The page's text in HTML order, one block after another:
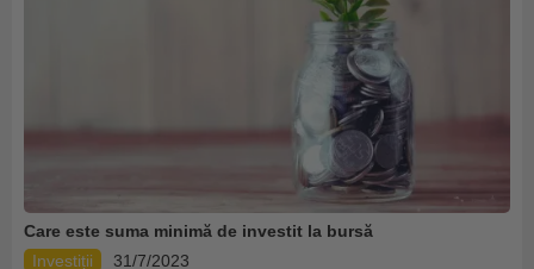
Care este suma minimă de investit la bursă
Investiții
31/7/2023